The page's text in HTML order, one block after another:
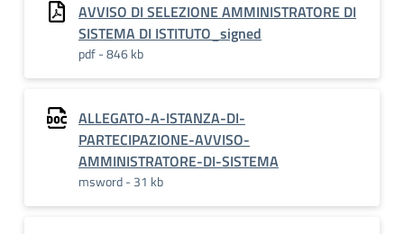
AVVISO DI SELEZIONE AMMINISTRATORE DI
SISTEMA DI ISTITUTO_signed
pdf - 846 kb
ALLEGATO-A-ISTANZA-DI-
PARTECIPAZIONE-AVVISO-
AMMINISTRATORE-DI-SISTEMA
msword - 31 kb